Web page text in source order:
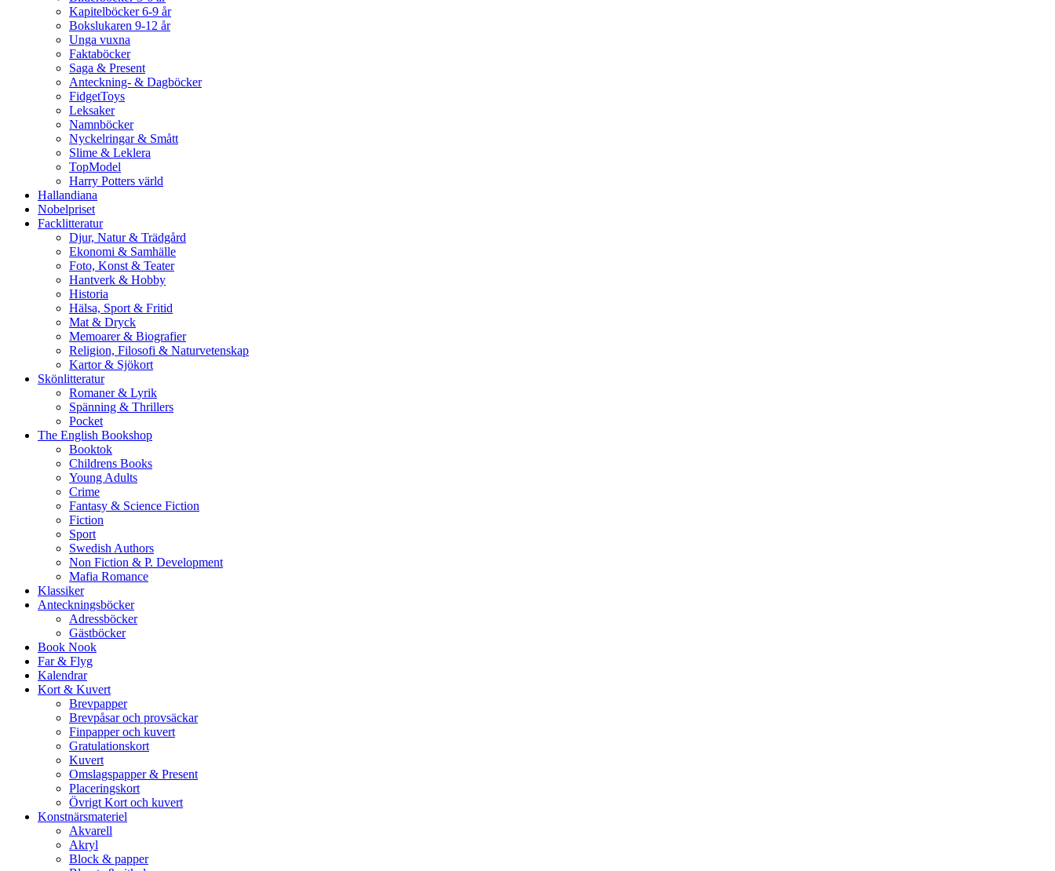
Kapitelböcker 6-9 år
Bokslukaren 9-12 år
Unga vuxna
Faktaböcker
Saga & Present
Anteckning- & Dagböcker
FidgetToys
Leksaker
Namnböcker
Nyckelringar & Smått
Slime & Leklera
TopModel
Harry Potters värld
Hallandiana
Nobelpriset
Facklitteratur
Djur, Natur & Trädgård
Ekonomi & Samhälle
Foto, Konst & Teater
Hantverk & Hobby
Historia
Hälsa, Sport & Fritid
Mat & Dryck
Memoarer & Biografier
Religion, Filosofi & Naturvetenskap
Kartor & Sjökort
Skönlitteratur
Romaner & Lyrik
Spänning & Thrillers
Pocket
The English Bookshop
Booktok
Childrens Books
Young Adults
Crime
Fantasy & Science Fiction
Fiction
Sport
Swedish Authors
Non Fiction & P. Development
Mafia Romance
Klassiker
Anteckningsböcker
Adressböcker
Gästböcker
Book Nook
Far & Flyg
Kalendrar
Kort & Kuvert
Brevpapper
Brevpåsar och provsäckar
Finpapper och kuvert
Gratulationskort
Kuvert
Omslagspapper & Present
Placeringskort
Övrigt Kort och kuvert
Konstnärsmateriel
Akvarell
Akryl
Block & papper